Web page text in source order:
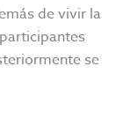
de vivir la
se